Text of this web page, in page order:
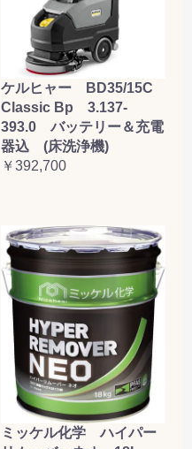
ケルヒャー BD35/15C
Classic Bp 3.137-
393.0 バッテリー＆充電
器込 (床洗浄機)
￥392,700
ミッケル化学 ハイパー